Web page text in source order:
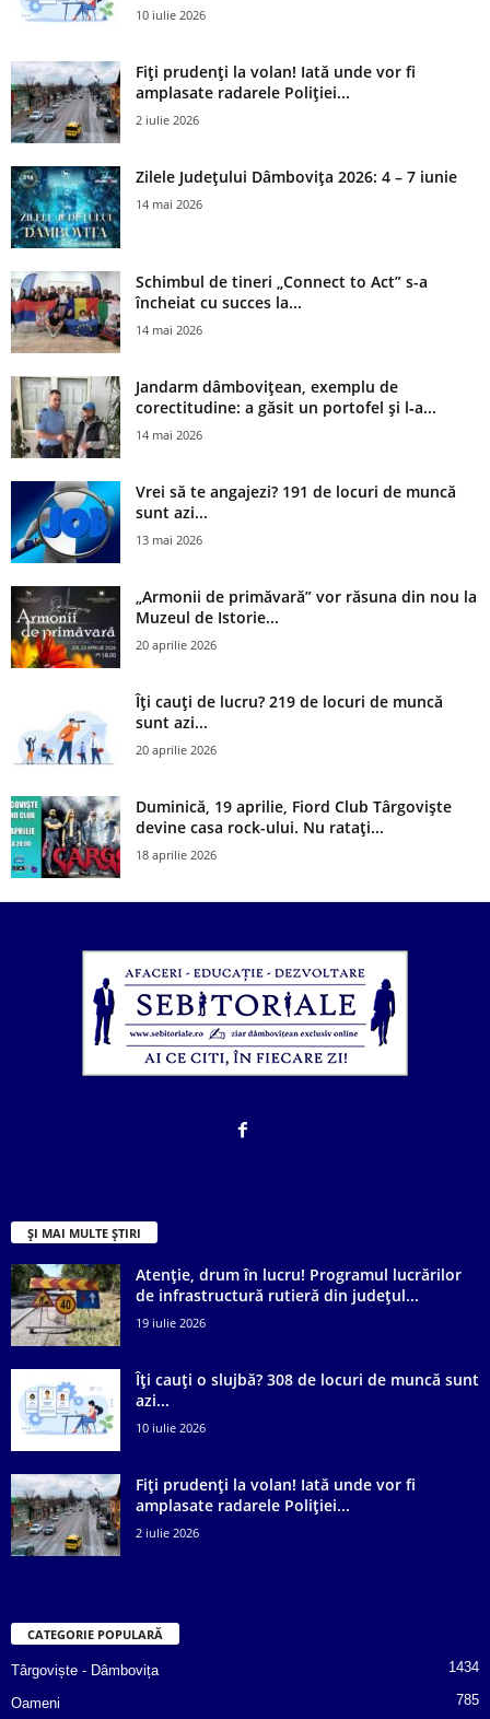
10 iulie 2026
Fiți prudenți la volan! Iată unde vor fi
amplasate radarele Poliției...
2 iulie 2026
Zilele Județului Dâmbovița 2026: 4 – 7 iunie
14 mai 2026
Schimbul de tineri „Connect to Act” s-a
încheiat cu succes la...
14 mai 2026
Jandarm dâmbovițean, exemplu de
corectitudine: a găsit un portofel și l‑a...
14 mai 2026
Vrei să te angajezi? 191 de locuri de muncă
sunt azi...
13 mai 2026
„Armonii de primăvară” vor răsuna din nou la
Muzeul de Istorie...
20 aprilie 2026
Îți cauți de lucru? 219 de locuri de muncă
sunt azi...
20 aprilie 2026
Duminică, 19 aprilie, Fiord Club Târgoviște
devine casa rock-ului. Nu ratați...
18 aprilie 2026
ȘI MAI MULTE ȘTIRI
Atenție, drum în lucru! Programul lucrărilor
de infrastructură rutieră din județul...
19 iulie 2026
Îți cauți o slujbă? 308 de locuri de muncă sunt
azi...
10 iulie 2026
Fiți prudenți la volan! Iată unde vor fi
amplasate radarele Poliției...
2 iulie 2026
CATEGORIE POPULARĂ
Târgoviște - Dâmbovița 1434
Oameni 785